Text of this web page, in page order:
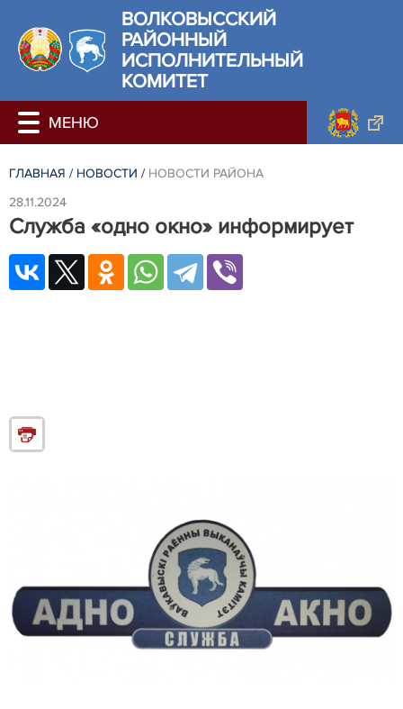
ВОЛКОВЫССКИЙ
РАЙОННЫЙ
ИСПОЛНИТЕЛЬНЫЙ
КОМИТЕТ
ГЛАВНАЯ / НОВОСТИ / НОВОСТИ РАЙОНА
28.11.2024
Служба «одно окно» информирует